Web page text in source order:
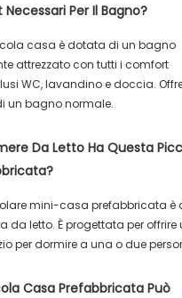
Per Il Bagno?
casa è dotata di un bagno
attrezzato con tutti i comfort
WC, lavandino e doccia.
un bagno normale.
Da Letto Ha Questa
mini-casa prefabbricata è
da letto. È progettata per offrire
per dormire a una o due
Casa Prefabbricata Può